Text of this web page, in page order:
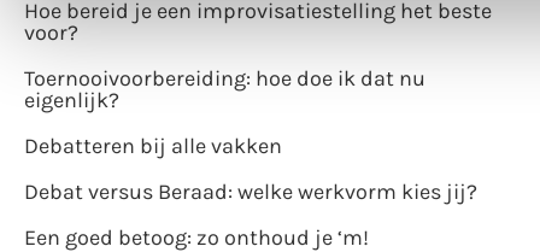
Hoe bereid je een improvisatiestelling het beste
voor?
Toernooivoorbereiding: hoe doe ik dat nu
eigenlijk?
Debatteren bij alle vakken
Debat versus Beraad: welke werkvorm kies jij?
Een goed betoog: zo onthoud je ‘m!